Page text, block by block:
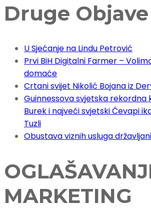
Druge Objave
U Sjećanje na Lindu Petrović
Prvi BiH Digitalni Farmer –
domaće
Crtani svijet Nikolić Bojana iz
Guinnessova svjetska rekordna
Burek i najveći svjetski Ćevapi
Tuzli
Obustava viznih usluga
MARKETING